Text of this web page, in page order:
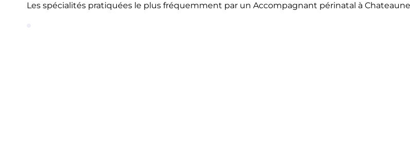
Les spécialités pratiquées le plus fréquemment par un Accompagnant périnatal à